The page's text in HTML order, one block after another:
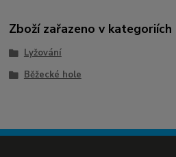
Zboží zařazeno v kategoriích
Lyžování
Běžecké hole